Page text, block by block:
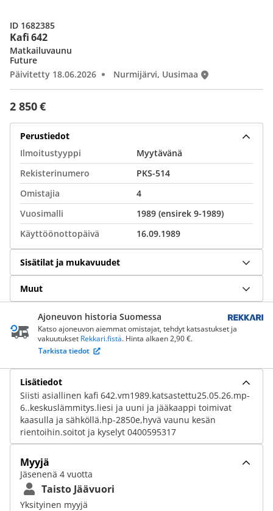
Kafi 642
2 850 €
Matkailuvaunu
Future
Päivitetty 18.06.2026
Nurmijärvi, Uusimaa
ID 1682385
Perustiedot
Ilmoitustyyppi
Myytävänä
Rekisterinumero
PKS-514
Omistajia
4
Vuosimalli
1989 (ensirek 9-1989)
Käyttöönottopäivä
16.09.1989
Sisätilat ja mukavuudet
Muut
Ajoneuvon historia Suomessa
Katso ajoneuvon aiemmat omistajat, tehdyt katsastukset ja
vakuutukset Rekkari.fistä. Hinta alkaen 2,90 €.
Tarkista tiedot
Lisätiedot
Siisti asiallinen kafi 642.vm1989.katsastettu25.05.26.mp-
6..keskuslämmitys.liesi ja uuni ja jääkaappi toimivat
kaasulla ja sähköllä.hp-2850e,hyvä vaunu kesän
rientoihin.soitot ja kyselyt 0400595317
Myyjä
Jäsenenä 4 vuotta
Taisto Jäävuori
Yksityinen myyjä